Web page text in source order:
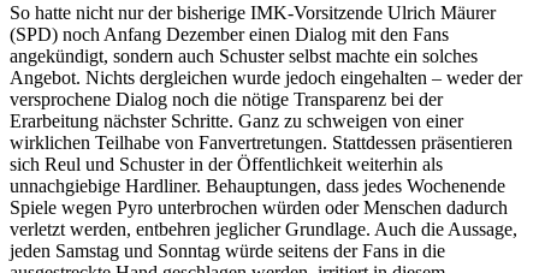
So hatte nicht nur der bisherige IMK-Vorsitzende Ulrich Mäurer
(SPD) noch Anfang Dezember einen Dialog mit den Fans
angekündigt, sondern auch Schuster selbst machte ein solches
Angebot. Nichts dergleichen wurde jedoch eingehalten – weder der
versprochene Dialog noch die nötige Transparenz bei der
Erarbeitung nächster Schritte. Ganz zu schweigen von einer
wirklichen Teilhabe von Fanvertretungen. Stattdessen präsentieren
sich Reul und Schuster in der Öffentlichkeit weiterhin als
unnachgiebige Hardliner. Behauptungen, dass jedes Wochenende
Spiele wegen Pyro unterbrochen würden oder Menschen dadurch
verletzt werden, entbehren jeglicher Grundlage. Auch die Aussage,
jeden Samstag und Sonntag würde seitens der Fans in die